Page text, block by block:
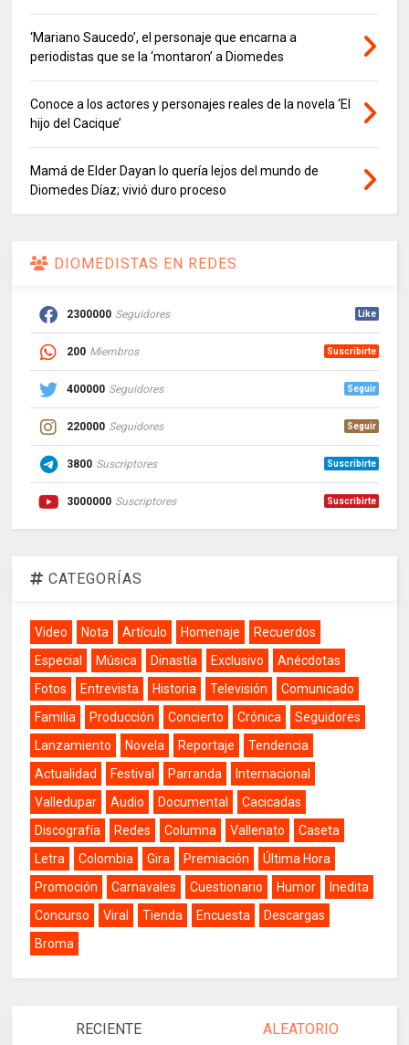
‘Mariano Saucedo’, el personaje que encarna a
periodistas que se la ‘montaron’ a Diomedes
Conoce a los actores y personajes reales de la novela ‘El
hijo del Cacique’
Mamá de Elder Dayan lo quería lejos del mundo de
Diomedes Díaz; vivió duro proceso
DIOMEDISTAS EN REDES
2300000 Seguidores Like
200 Miembros Suscribirte
400000 Seguidores Seguir
220000 Seguidores Seguir
3800 Suscriptores Suscribirte
3000000 Suscriptores Suscribirte
CATEGORÍAS
Video Nota Artículo Homenaje
Recuerdos
Especial
Música Dinastía Exclusivo
Anécdotas
Fotos
Entrevista Historia Televisión
Comunicado
Familia
Producción Concierto Crónica
Seguidores
Lanzamiento
Novela Reportaje
Tendencia
Actualidad
Festival Parranda
Internacional
Valledupar
Audio Documental
Cacicadas
Discografía
Redes Columna Vallenato
Caseta
Letra
Colombia Gira Premiación
Última Hora
Promoción
Carnavales Cuestionario Humor
Inedita
Concurso
Viral Tienda Encuesta
Descargas
Broma
RECIENTE ALEATORIO